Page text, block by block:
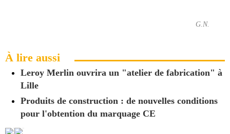
G.N.
À lire aussi
Leroy Merlin ouvrira un "atelier de fabrication" à
Lille
Produits de construction : de nouvelles conditions
pour l'obtention du marquage CE